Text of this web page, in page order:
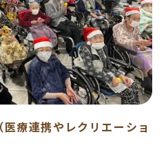
療連携やレクリエーショ